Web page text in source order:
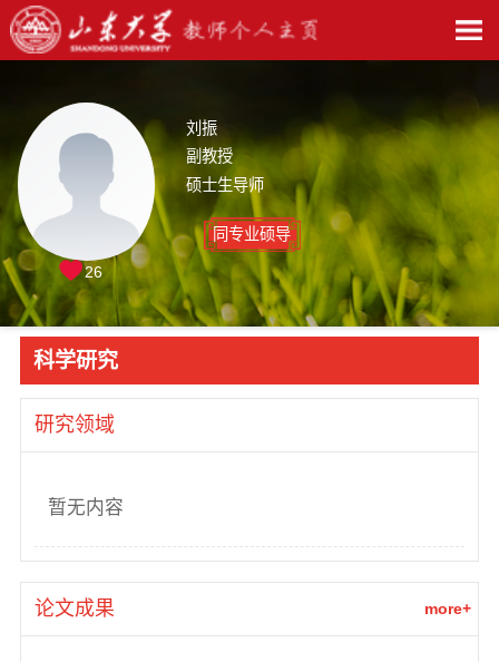
刘振
副教授
硕士生导师
同专业硕导
26
科学研究
研究领域
暂无内容
论文成果 more+